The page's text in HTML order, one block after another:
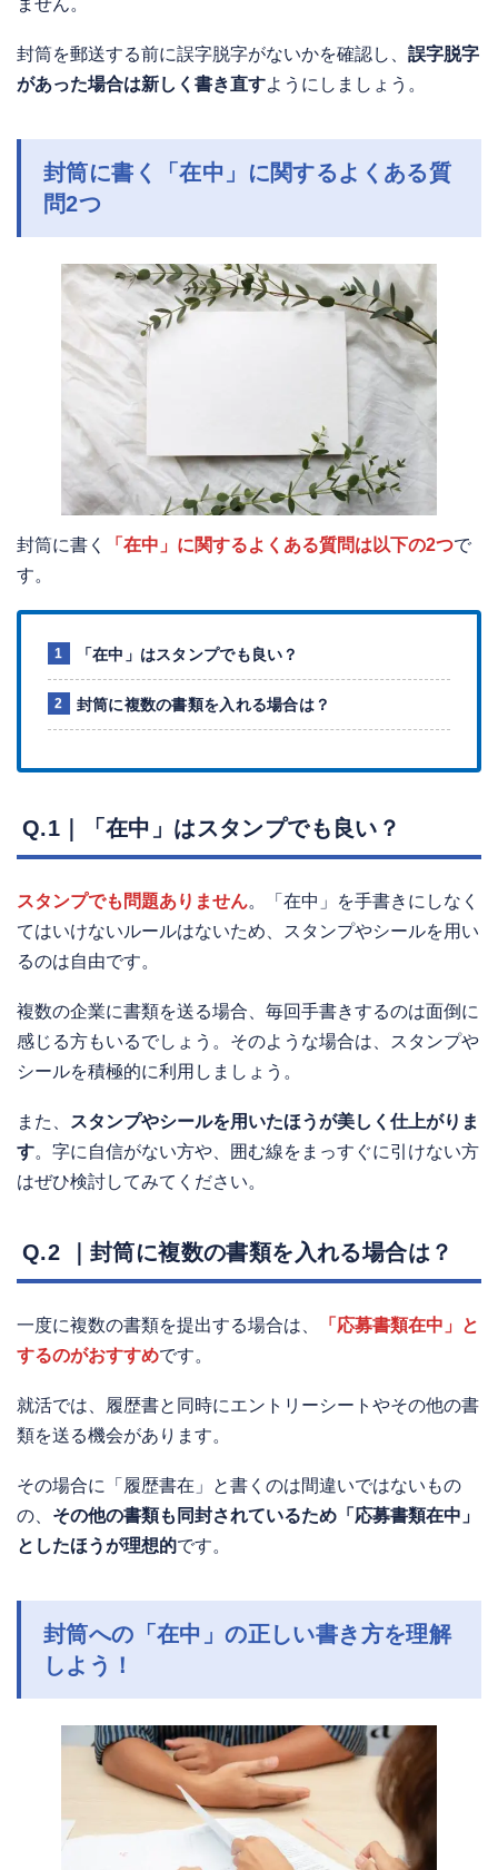
ません。
封筒を郵送する前に誤字脱字がないかを確認し、 誤字脱字
があった場合は新しく書き直すようにしましょう。
封筒に書く「在中」に関するよくある質
問2つ
封筒に書く 「在中」に関するよくある質問は 以下の2つで
す。
「在中」はスタンプでも良い？
封筒に複数の書類を入れる場合は？
Q.1｜「在中」はスタンプでも良い？
スタンプでも問題ありません。「在中」を手書きにしなく
てはいけないルールはないため、スタンプやシールを用い
るのは自由です。
複数の企業に書類を送る場合、毎回手書きするのは面倒に
感じる方もいるでしょう。そのような場合は、スタンプや
シールを積極的に利用しましょう。
また、
スタンプやシールを用いたほうが美しく仕上がりま
す。字に自信がない方や、囲む線をまっすぐに引けない方
はぜひ検討してみてください。
Q.2 ｜封筒に複数の書類を入れる場合は？
一度に複数の書類を提出する場合は、
「応募書類在中」と
するのがおすすめです。
就活では、履歴書と同時にエントリーシートやその他の書
類を送る機会があります。
その場合に「履歴書在」と書くのは間違いではないもの
の、 その他の書類も同封されているため「応募書類在中」
としたほうが理想的です。
封筒への「在中」の正しい書き方を理解
しよう！